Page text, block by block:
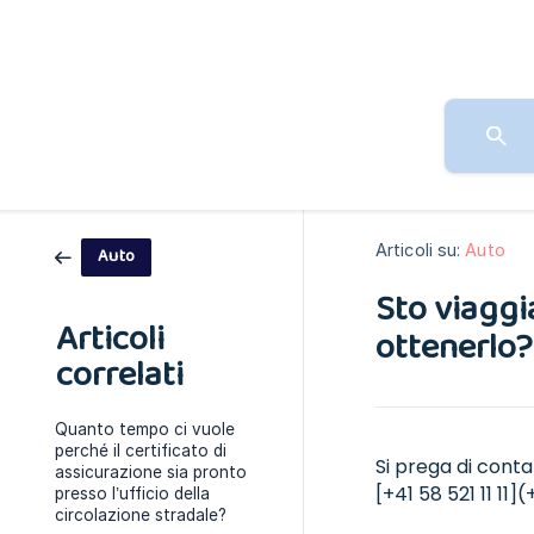
Auto
Articoli
correlati
Quanto tempo ci vuole
perché il certificato di
assicurazione sia pronto
presso l’ufficio della
circolazione stradale?
Articoli su: Auto
Sto
ottenerlo?
Si prega di
[+41 58 521 11